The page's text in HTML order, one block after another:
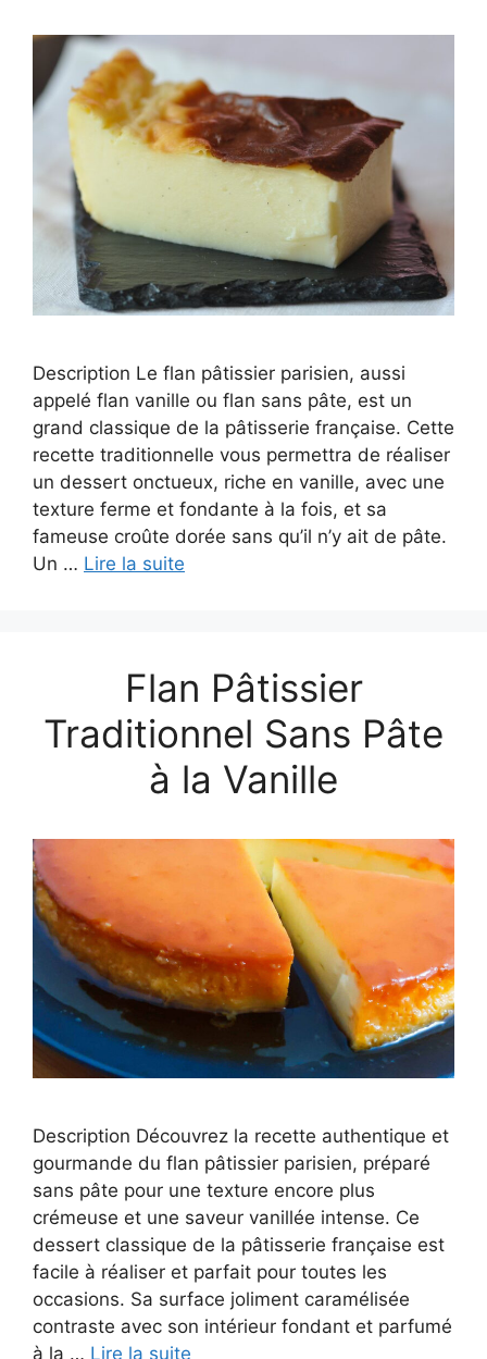
Description Le flan pâtissier parisien, aussi
appelé flan vanille ou flan sans pâte, est un
grand classique de la pâtisserie française. Cette
recette traditionnelle vous permettra de réaliser
un dessert onctueux, riche en vanille, avec une
texture ferme et fondante à la fois, et sa
fameuse croûte dorée sans qu’il n’y ait de pâte.
Un … Lire la suite
Flan Pâtissier
Traditionnel Sans Pâte
à la Vanille
Description Découvrez la recette authentique et
gourmande du flan pâtissier parisien, préparé
sans pâte pour une texture encore plus
crémeuse et une saveur vanillée intense. Ce
dessert classique de la pâtisserie française est
facile à réaliser et parfait pour toutes les
occasions. Sa surface joliment caramélisée
contraste avec son intérieur fondant et parfumé
à la … Lire la suite